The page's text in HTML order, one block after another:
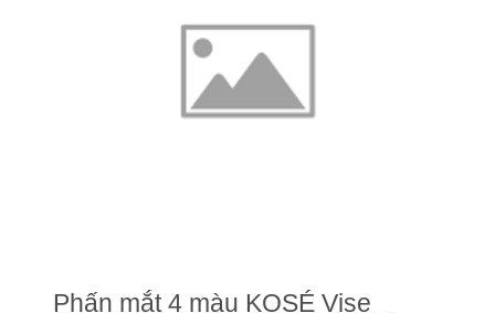
Phấn mắt 4 màu KOSÉ Vise